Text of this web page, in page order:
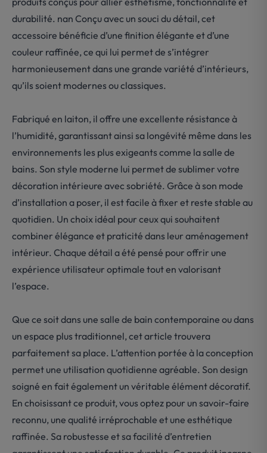
durabilité. nan Conçu avec un souci du détail, cet
accessoire bénéficie d’une finition élégante et d’une
couleur raffinée, ce qui lui permet de s’intégrer
harmonieusement dans une grande variété d’intérieurs,
qu’ils soient modernes ou classiques.
Fabriqué en laiton, il offre une excellente résistance à
l’humidité, garantissant ainsi sa longévité même dans les
environnements les plus exigeants comme la salle de
bains. Son style moderne lui permet de sublimer votre
décoration intérieure avec sobriété. Grâce à son mode
d’installation a poser, il est facile à fixer et reste stable au
quotidien. Un choix idéal pour ceux qui souhaitent
combiner élégance et praticité dans leur aménagement
intérieur. Chaque détail a été pensé pour offrir une
expérience utilisateur optimale tout en valorisant
l’espace.
Que ce soit dans une salle de bain contemporaine ou dans
un espace plus traditionnel, cet article trouvera
parfaitement sa place. L’attention portée à la conception
permet une utilisation quotidienne agréable. Son design
soigné en fait également un véritable élément décoratif.
En choisissant ce produit, vous optez pour un savoir-faire
reconnu, une qualité irréprochable et une esthétique
raffinée. Sa robustesse et sa facilité d’entretien